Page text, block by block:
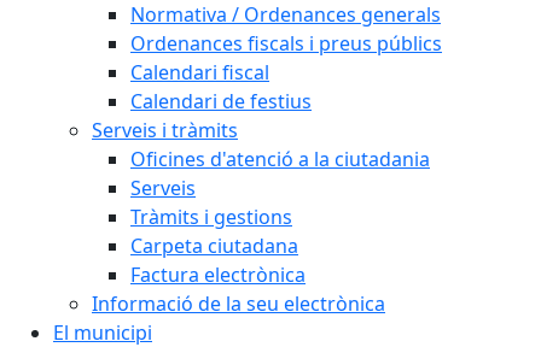
Normativa / Ordenances generals
Ordenances fiscals i preus públics
Calendari fiscal
Calendari de festius
Serveis i tràmits
Oficines d'atenció a la ciutadania
Serveis
Tràmits i gestions
Carpeta ciutadana
Factura electrònica
Informació de la seu electrònica
El municipi